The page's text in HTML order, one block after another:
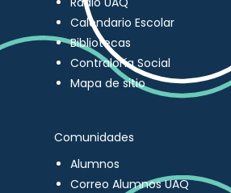
Calendario Escolar
Bibliotecas
Contraloría Social
Mapa de sitio
Comunidades
Alumnos
Correo Alumnos UAQ